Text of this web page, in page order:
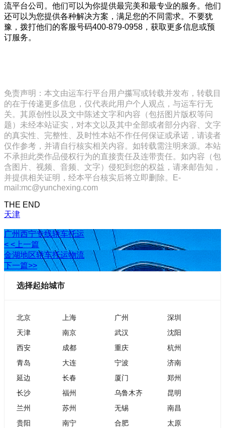
流平台公司。他们可以为你提供最完美和最专业的服务。他们
还可以为您提供各种解决方案，满足您的不同需求。不要犹
豫，拨打他们的客服号码400-879-0958，获取更多信息或预
订服务。
免责声明：本文由运车行平台用户攥写或转载并发布，转载目
的在于传递更多信息，仅代表此用户个人观点，与运车行无
关。其原创性以及文中陈述文字和内容（包括图片版权等问
题）未经本站证实，对本文以及其中全部或者部分内容、文字
的真实性、完整性、及时性本站不作任何保证或承诺，请读者
仅作参考，并请自行核实相关内容。如转载需注明来源。本站
不承担此类作品侵权行为的直接责任及连带责任。如内容（包
含图片、视频、音频、文字）侵犯到您的权益，请来邮告知，
并提供相关证明，经本平台核实后将立即删除。E-
mail:mc@yunchexing.com
THE END
天津
广州西宁专线轿车托运
< <上一篇
金湖地区轿车托运物流
下一篇>>
选择起始城市
北京 上海 广州
深圳
天津
南京 武汉
沈阳
西安
成都 重庆
杭州
青岛
大连 宁波
济南
延边
长春 厦门
郑州
长沙
福州 乌鲁木齐
昆明
兰州
苏州 无锡
南昌
贵阳
南宁 合肥
太原